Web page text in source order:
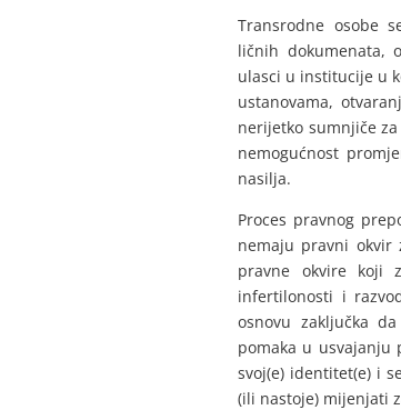
Transrodne osobe
ličnih dokumenata,
ulasci u institucije u
ustanovama,
nerijetko sumnjiče
nemogućnost
nasilja.
Proces pravnog
nemaju pravni okvir
pravne okvire koji
infertilonosti i
osnovu zaključka
pomaka u usvajanju
svoj(e) identitet(e) i
(ili nastoje) mijenjati